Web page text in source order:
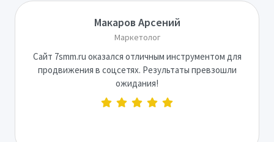
Макаров Арсений
Маркетолог
Сайт 7smm.ru оказался отличным инструментом для
продвижения в соцсетях. Результаты превзошли
ожидания!